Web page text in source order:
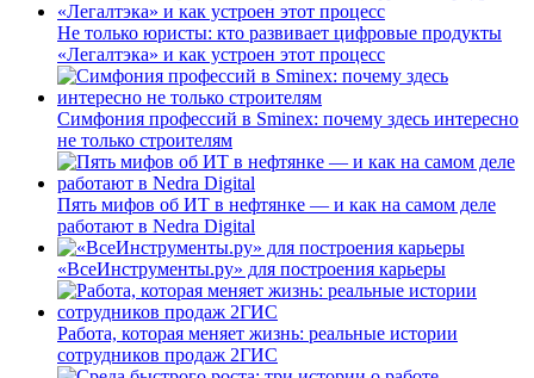
Не только юристы: кто развивает цифровые продукты
«Легалтэка» и как устроен этот процесс
Симфония профессий в Sminex: почему здесь интересно
не только строителям
Пять мифов об ИТ в нефтянке — и как на самом деле
работают в Nedra Digital
«ВсеИнструменты.ру» для построения карьеры
Работа, которая меняет жизнь: реальные истории
сотрудников продаж 2ГИС